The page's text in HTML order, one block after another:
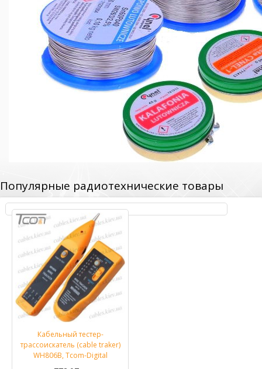
Популярные радиотехнические товары
Кабельный тестер-
трассоискатель (cable traker)
WH806B, Tcom-Digital